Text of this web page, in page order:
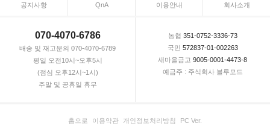
공지사항 QnA 이용안내 회사소개
070-4070-6786
배송 및 재고문의 070-4070-6789
평일 오전10시~오후5시
(점심 오후12시~1시)
주말 및 공휴일 휴무
농협 351-0752-3336-73
국민 572837-01-002263
새마을금고 9005-0001-4473-8
예금주 : 주식회사 블루모드
홈으로 이용약관 개인정보처리방침 PC Ver.